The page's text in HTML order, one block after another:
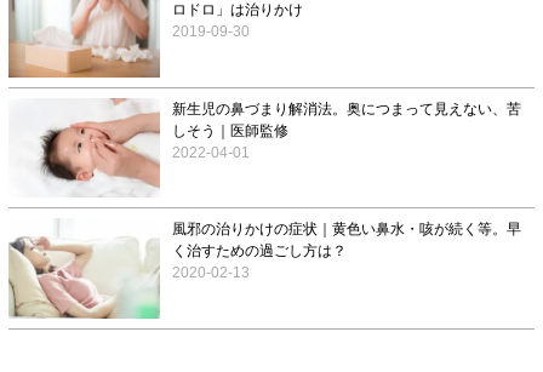
ロドロ」は治りかけ
2019-09-30
新生児の鼻づまり解消法。奥につまって見えない、苦
しそう｜医師監修
2022-04-01
風邪の治りかけの症状｜黄色い鼻水・咳が続く等。早
く治すための過ごし方は？
2020-02-13